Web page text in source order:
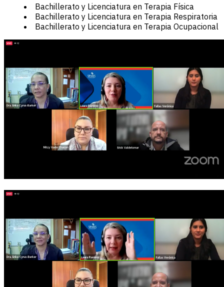
Bachillerato y Licenciatura en Terapia Física
Bachillerato y Licenciatura en Terapia Respiratoria
Bachillerato y Licenciatura en Terapia Ocupacional